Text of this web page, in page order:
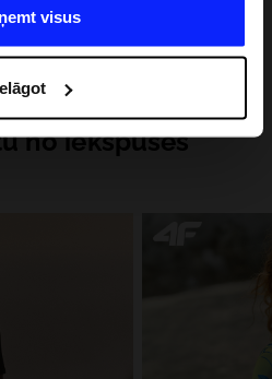
Jūsu personas datus
veidu, kadā tiek rādīta
piedāvātos risinajumus
informāciju var atrast
sadaļā "Detaļas".
visus
no iekšpuses